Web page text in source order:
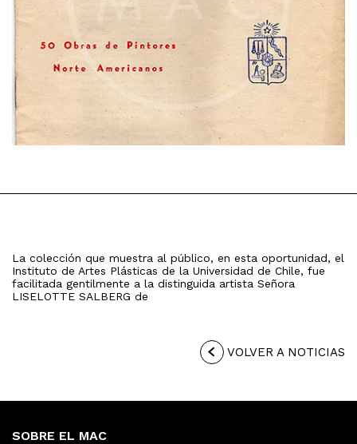
La colección que muestra al público, en esta oportunidad, el
Instituto de Artes Plásticas de la Universidad de Chile, fue
facilitada gentilmente a la distinguida artista Señora
LISELOTTE SALBERG de
VOLVER A NOTICIAS
SOBRE EL MAC